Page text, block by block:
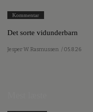
Kommentar
Det sorte vidunderbarn
Jesper W. Rasmussen / 05.8.26